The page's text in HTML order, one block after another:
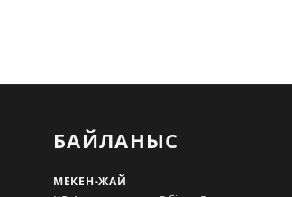
БАЙЛАНЫС
МЕКЕН-ЖАЙ